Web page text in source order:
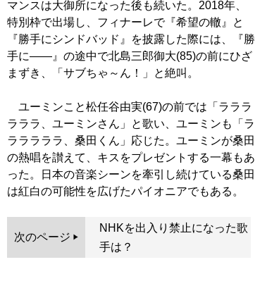
マンスは大御所になった後も続いた。2018年、
特別枠で出場し、フィナーレで『希望の轍』と
『勝手にシンドバッド』を披露した際には、『勝
手に――』の途中で北島三郎御大(85)の前にひざ
まずき、「サブちゃ～ん！」と絶叫。
ユーミンこと松任谷由実(67)の前では「ラララ
ラララ、ユーミンさん」と歌い、ユーミンも「ラ
ラララララ、桑田くん」応じた。ユーミンが桑田
の熱唱を讃えて、キスをプレゼントする一幕もあ
った。日本の音楽シーンを牽引し続けている桑田
は紅白の可能性を広げたパイオニアでもある。
次のページ
NHKを出入り禁止になった歌
手は？